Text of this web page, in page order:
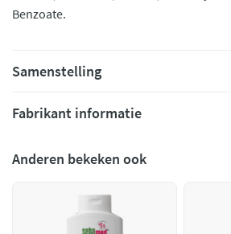
Benzoate.
Samenstelling
Fabrikant informatie
Anderen bekeken ook